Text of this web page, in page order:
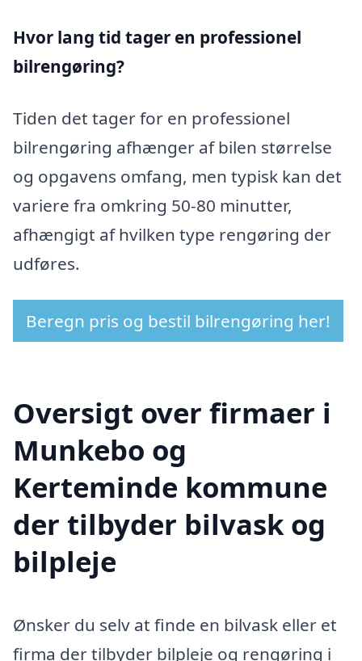
Hvor lang tid tager en professionel
bilrengøring?
Tiden det tager for en professionel
bilrengøring afhænger af bilen størrelse
og opgavens omfang, men typisk kan det
variere fra omkring 50-80 minutter,
afhængigt af hvilken type rengøring der
udføres.
Beregn pris og bestil bilrengøring her!
Oversigt over firmaer i
Munkebo og
Kerteminde kommune
der tilbyder bilvask og
bilpleje
Ønsker du selv at finde en bilvask eller et
firma der tilbyder bilpleje og rengøring i